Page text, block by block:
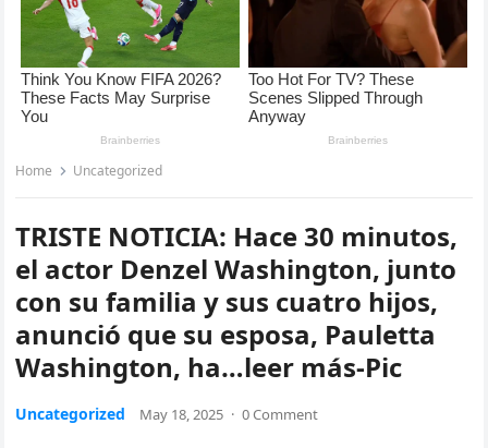
Home Uncategorized
TRISTE NOTICIA: Hace 30 minutos,
el actor Denzel Washington, junto
con su familia y sus cuatro hijos,
anunció que su esposa, Pauletta
Washington, ha…leer más-Pic
Uncategorized May 18, 2025 · 0 Comment